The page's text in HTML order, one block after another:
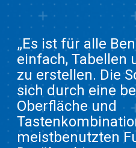
„Es ist für alle
einfach, Tabellen
zu erstellen. Die
sich durch eine
Oberfläche und
meistbenutzten